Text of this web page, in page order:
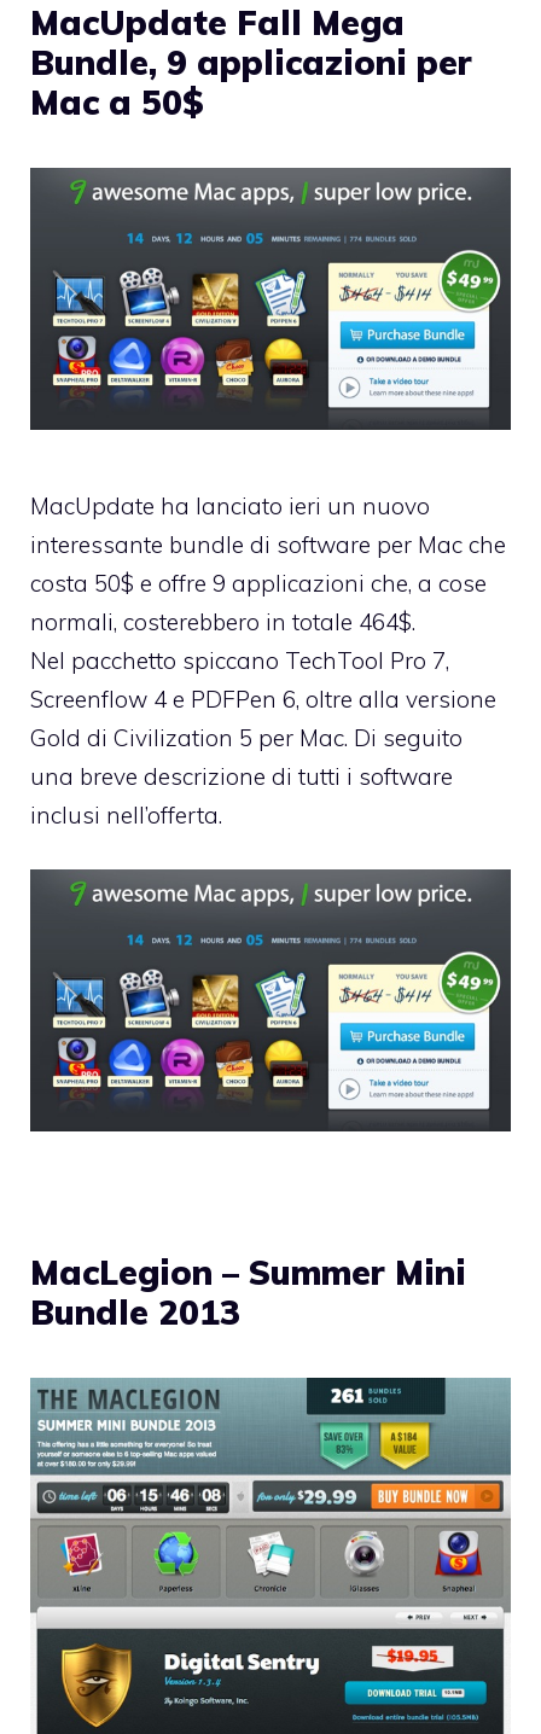
MacUpdate Fall Mega
Bundle, 9 applicazioni per
Mac a 50$
MacUpdate ha lanciato ieri un nuovo
interessante bundle di software per Mac che
costa 50$ e offre 9 applicazioni che, a cose
normali, costerebbero in totale 464$.
Nel pacchetto spiccano TechTool Pro 7,
Screenflow 4 e PDFPen 6, oltre alla versione
Gold di Civilization 5 per Mac. Di seguito
una breve descrizione di tutti i software
inclusi nell’offerta.
MacLegion – Summer Mini
Bundle 2013